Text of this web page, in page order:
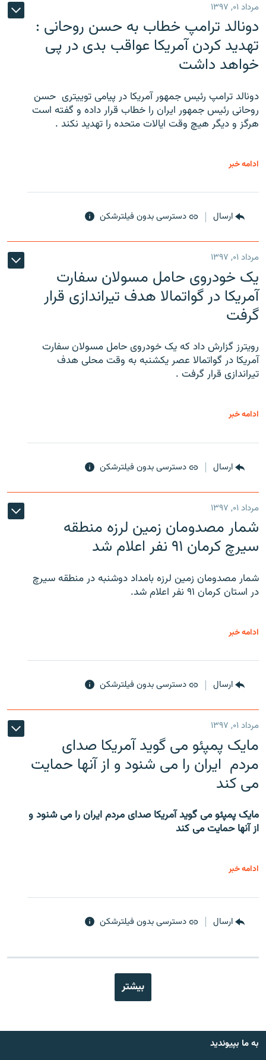
مرداد ۰۱, ۱۳۹۷
دونالد ترامپ خطاب به حسن روحانی :
تهدید کردن آمریکا عواقب بدی در پی
خواهد داشت
دونالد ترامپ رئیس جمهور آمریکا در پیامی توییتری ‌ حسن
روحانی رئیس جمهور ایران را خطاب قرار داده و گفته است
هرگز و دیگر هیچ وقت ایالات متحده را تهدید نکند .
ادامه خبر
ارسال دسترسی بدون فیلترشکن
مرداد ۰۱, ۱۳۹۷
یک خودروی حامل مسولان سفارت
آمریکا در گواتمالا هدف تیراندازی قرار
گرفت
رویترز گزارش داد که یک خودروی حامل مسولان سفارت
آمریکا در گواتمالا عصر یکشنبه به وقت محلی هدف
تیراندازی قرار گرفت .
ادامه خبر
ارسال دسترسی بدون فیلترشکن
مرداد ۰۱, ۱۳۹۷
شمار مصدومان زمین لرزه منطقه
سیرچ کرمان ۹۱ نفر اعلام شد
شمار مصدومان زمین لرزه بامداد دوشنبه در منطقه سیرچ
در استان کرمان ۹۱ نفر اعلام شد.
ادامه خبر
ارسال دسترسی بدون فیلترشکن
مرداد ۰۱, ۱۳۹۷
مایک پمپئو می گوید آمریکا صدای
مردم ایران را می شنود و از آنها حمایت
می کند
مایک پمپئو می گوید آمریکا صدای مردم ایران را می شنود و
از آنها حمایت می کند
ادامه خبر
ارسال دسترسی بدون فیلترشکن
بیشتر
به ما بپیوندید